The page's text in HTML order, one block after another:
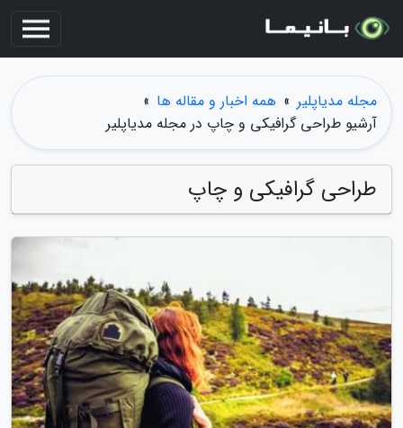
مجله مدیاپلیر » همه اخبار و مقاله ها »
آرشیو طراحی گرافیکی و چاپ در مجله مدیاپلیر
طراحی گرافیکی و چاپ